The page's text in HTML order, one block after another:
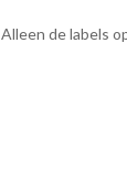
Alleen de labels